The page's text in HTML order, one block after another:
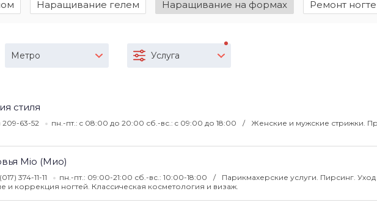
Наращивание гелем Наращивание на формах Ремонт
Метро Услуга
стиля
209-63-52 пн.-пт.: c 08:00 до 20:00 сб.-вс.: c 09:00 до 18:00
Женские и мужские стрижки.
Mio (Мио)
374-11-11 пн.-пт.: 09:00-21:00 сб.-вс.: 10:00-18:00
Парикмахерские услуги. Пирсинг. Уход
и коррекция ногтей. Классическая косметология и визаж.